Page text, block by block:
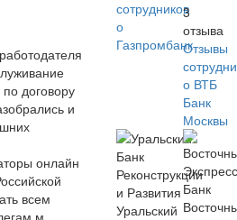
договору
и
онлайн
всем
м
сотрудников
о
Газпромбанк
3
отзыва
Отзывы
о ВТБ
Банк
Москвы
Уральский